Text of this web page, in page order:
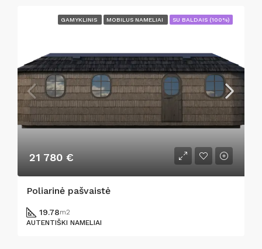
GAMYKLINIS MOBILUS NAMELIAI SU BALDAIS (100%)
21 780 €
Poliarinė pašvaistė
19.78m2
AUTENTIŠKI NAMELIAI